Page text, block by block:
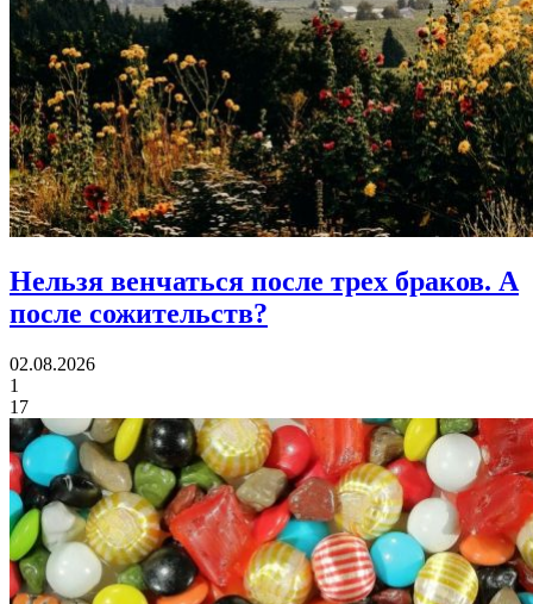
Нельзя венчаться после трех браков. А
после сожительств?
02.08.2026
1
17